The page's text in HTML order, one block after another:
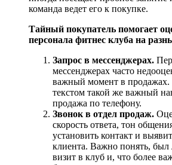
команда ведет его к покупке.
Тайный покупатель помогает
персонала фитнес клуба на
Запрос в мессенджерах.
мессенджерах часто
важный момент в продажах.
текстом такой же важный
продажа по телефону.
Звонок в отдел продаж.
скорость ответа, тон
установить контакт и
клиента. Важно понять, был
визит в клуб и, что более